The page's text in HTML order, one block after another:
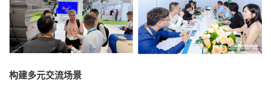
构建多元交流场景